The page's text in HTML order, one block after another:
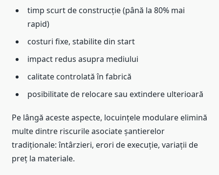
timp scurt de construcție (până la 80% mai
rapid)
costuri fixe, stabilite din start
impact redus asupra mediului
calitate controlată în fabrică
posibilitate de relocare sau extindere ulterioară
Pe lângă aceste aspecte, locuințele modulare elimină
multe dintre riscurile asociate șantierelor
tradiționale: întârzieri, erori de execuție, variații de
preț la materiale.